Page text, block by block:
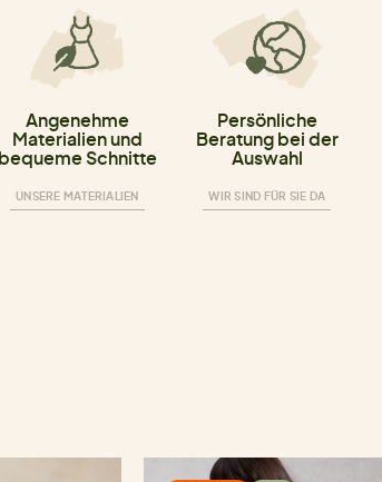
Angenehme
Materialien und
bequeme Schnitte
UNSERE MATERIALIEN
Persönliche
Beratung bei der
Auswahl
WIR SIND FÜR SIE DA